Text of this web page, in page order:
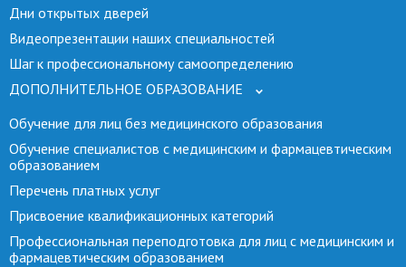
Дни открытых дверей
Видеопрезентации наших специальностей
Шаг к профессиональному самоопределению
ДОПОЛНИТЕЛЬНОЕ ОБРАЗОВАНИЕ
Обучение для лиц без медицинского образования
Обучение специалистов с медицинским и фармацевтическим
образованием
Перечень платных услуг
Присвоение квалификационных категорий
Профессиональная переподготовка для лиц с медицинским и
фармацевтическим образованием